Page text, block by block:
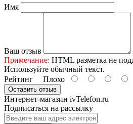
Имя
Ваш отзыв
Примечание: HTML разметка не
Используйте обычный текст.
Рейтинг Плохо
Оставить отзыв
Интернет-магазин ivTelefon.ru
Подписаться на рассылку